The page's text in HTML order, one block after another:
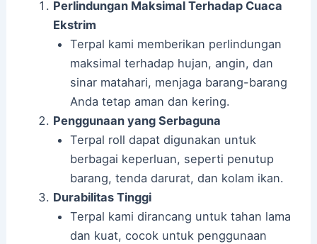
Perlindungan Maksimal Terhadap Cuaca
Ekstrim
Terpal kami memberikan perlindungan
maksimal terhadap hujan, angin, dan
sinar matahari, menjaga barang-barang
Anda tetap aman dan kering.
Penggunaan yang Serbaguna
Terpal roll dapat digunakan untuk
berbagai keperluan, seperti penutup
barang, tenda darurat, dan kolam ikan.
Durabilitas Tinggi
Terpal kami dirancang untuk tahan lama
dan kuat, cocok untuk penggunaan